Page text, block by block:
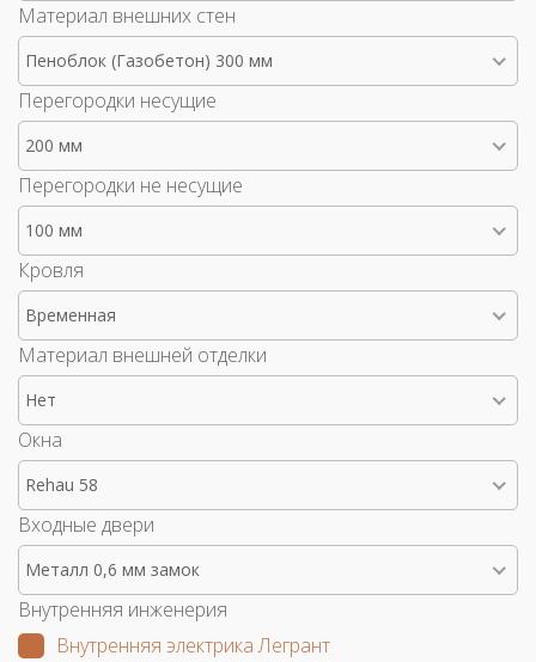
Материал внешних стен
Пеноблок (Газобетон) 300 мм
Перегородки несущие
200 мм
Перегородки не несущие
100 мм
Кровля
Временная
Материал внешней отделки
Нет
Окна
Rehau 58
Входные двери
Металл 0,6 мм замок
Внутренняя инженерия
Внутренняя электрика Легрант